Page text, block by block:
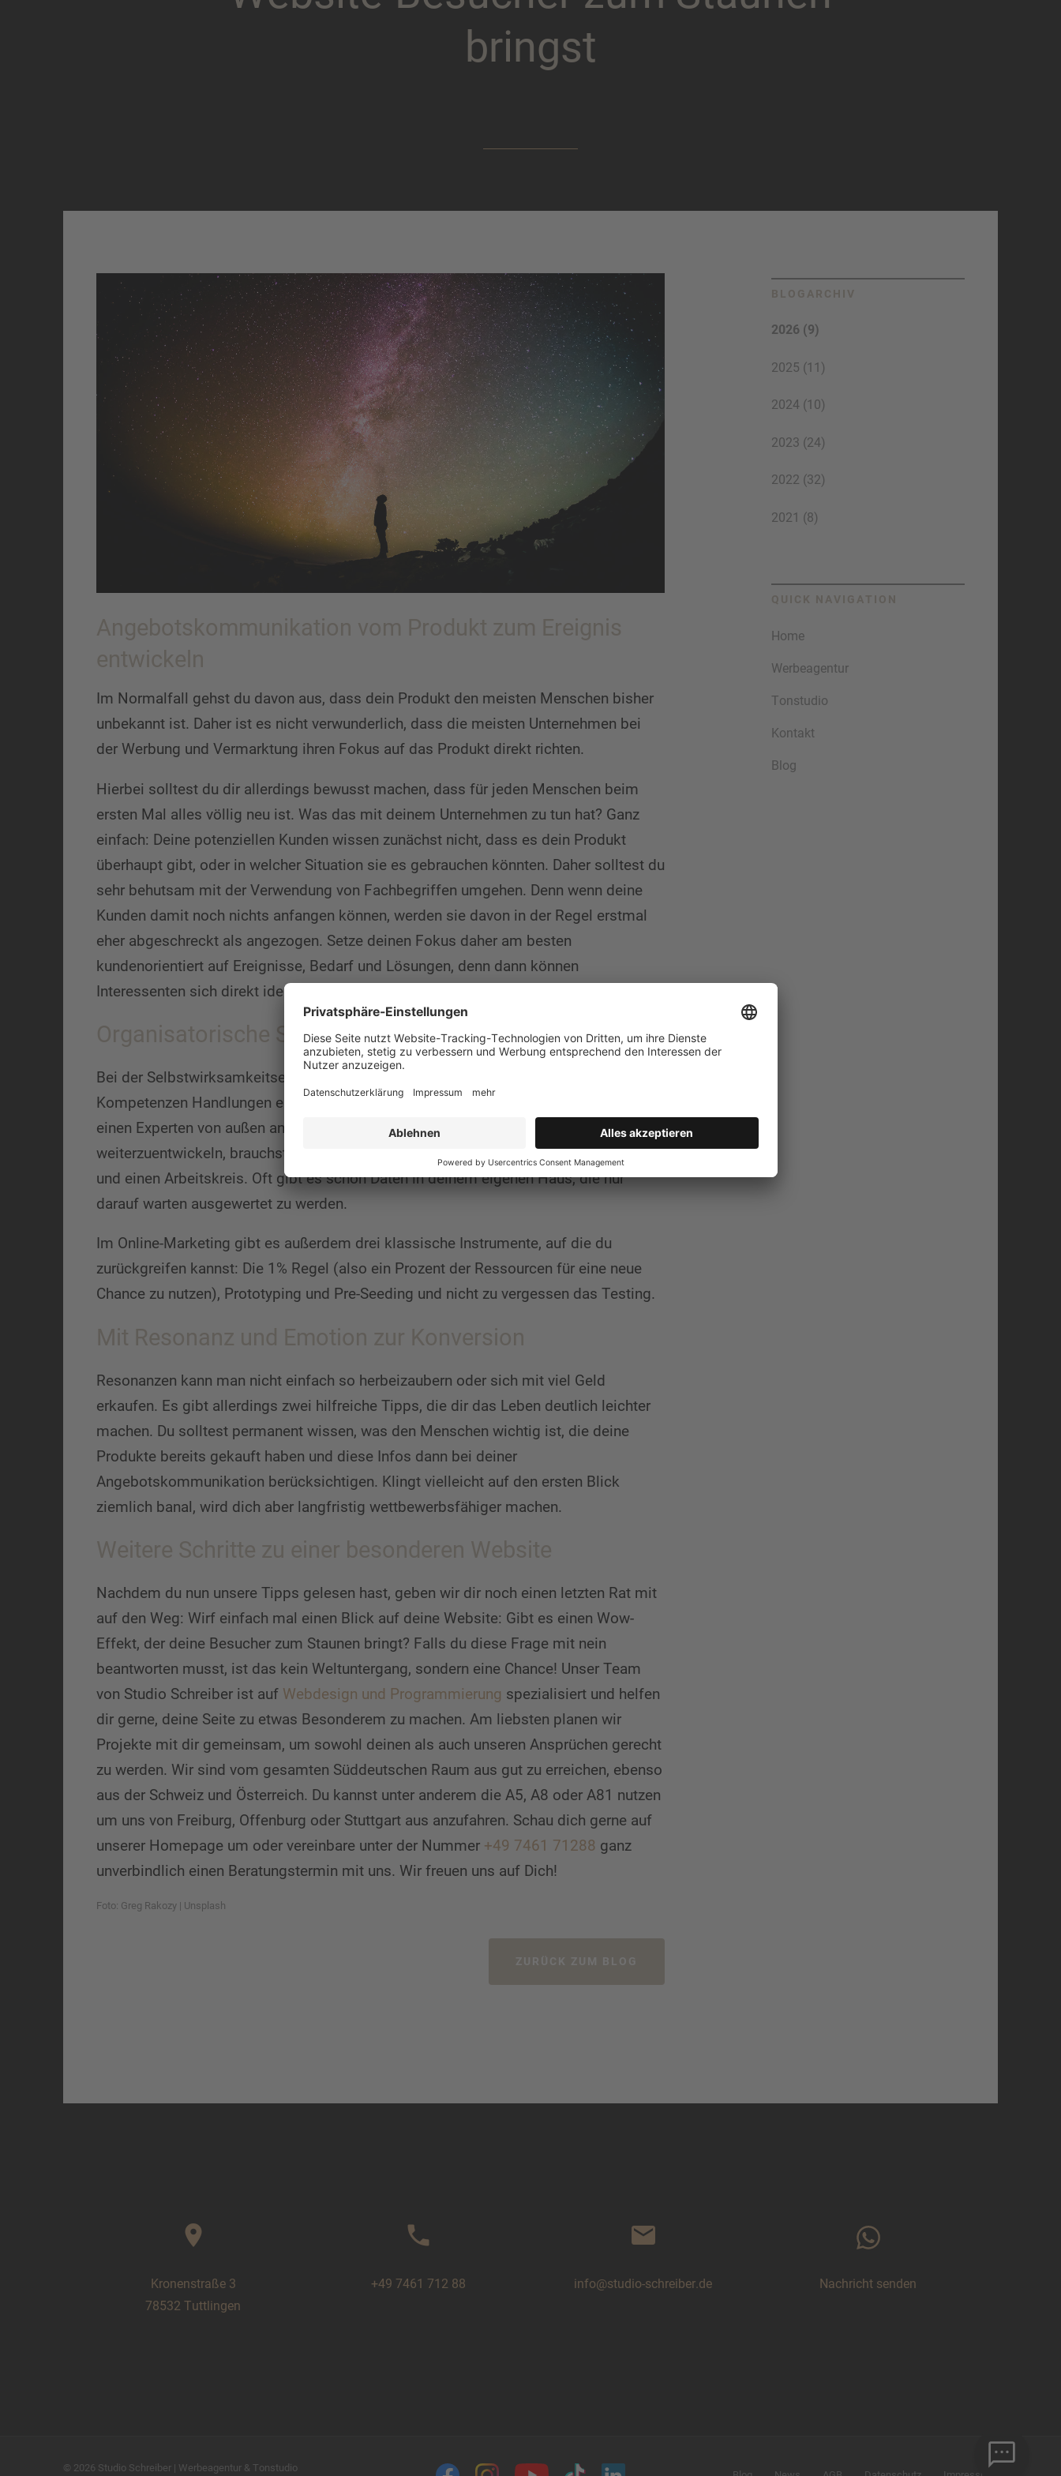
bringst
Angebotskommunikation vom Produkt zum Ereignis
entwickeln
Im Normalfall gehst du davon aus, dass dein Produkt den meisten Menschen bisher
unbekannt ist. Daher ist es nicht verwunderlich, dass die meisten Unternehmen bei
der Werbung und Vermarktung ihren Fokus auf das Produkt direkt richten.
Hierbei solltest du dir allerdings bewusst machen, dass für jeden Menschen beim
ersten Mal alles völlig neu ist. Was das mit deinem Unternehmen zu tun hat? Ganz
einfach: Deine potenziellen Kunden wissen zunächst nicht, dass es dein Produkt
überhaupt gibt, oder in welcher Situation sie es gebrauchen könnten. Daher solltest du
sehr behutsam mit der Verwendung von Fachbegriffen umgehen. Denn wenn deine
Kunden damit noch nichts anfangen können, werden sie davon in der Regel erstmal
eher abgeschreckt als angezogen. Setze deinen Fokus daher am besten
kundenorientiert auf Ereignisse, Bedarf und Lösungen, denn dann können
Interessenten sich direkt identifizieren und fühlen sich im besten Fall angesprochen.
Organisatorische Selbstwirksamkeitserwartung steigern
Bei der Selbstwirksamkeitserwartung geht es darum, aufgrund gewisser
Kompetenzen Handlungen eigenständig durchführen zu können und nicht immer auf
einen Experten von außen angewiesen zu sein. Soll heißen: Um dein Unternehmen
weiterzuentwickeln, brauchst du definitiv nicht immer ein Testing-Tool, eine Agentur
und einen Arbeitskreis. Oft gibt es schon Daten in deinem eigenen Haus, die nur
darauf warten ausgewertet zu werden.
Im Online-Marketing gibt es außerdem drei klassische Instrumente, auf die du
zurückgreifen kannst: Die 1% Regel (also ein Prozent der Ressourcen für eine neue
Chance zu nutzen), Prototyping und Pre-Seeding und nicht zu vergessen das Testing.
Mit Resonanz und Emotion zur Konversion
Resonanzen kann man nicht einfach so herbeizaubern oder sich mit viel Geld
erkaufen. Es gibt allerdings zwei hilfreiche Tipps, die dir das Leben deutlich leichter
machen. Du solltest permanent wissen, was den Menschen wichtig ist, die deine
Produkte bereits gekauft haben und diese Infos dann bei deiner
Angebotskommunikation berücksichtigen. Klingt vielleicht auf den ersten Blick
ziemlich banal, wird dich aber langfristig wettbewerbsfähiger machen.
Weitere Schritte zu einer besonderen Website
Nachdem du nun unsere Tipps gelesen hast, geben wir dir noch einen letzten Rat mit
auf den Weg: Wirf einfach mal einen Blick auf deine Website: Gibt es einen Wow-
Effekt, der deine Besucher zum Staunen bringt? Falls du diese Frage mit nein
beantworten musst, ist das kein Weltuntergang, sondern eine Chance! Unser Team
von Studio Schreiber ist auf Webdesign und Programmierung spezialisiert und helfen
dir gerne, deine Seite zu etwas Besonderem zu machen. Am liebsten planen wir
Projekte mit dir gemeinsam, um sowohl deinen als auch unseren Ansprüchen gerecht
zu werden. Wir sind vom gesamten Süddeutschen Raum aus gut zu erreichen, ebenso
aus der Schweiz und Österreich. Du kannst unter anderem die A5, A8 oder A81 nutzen
um uns von Freiburg, Offenburg oder Stuttgart aus anzufahren. Schau dich gerne auf
unserer Homepage um oder vereinbare unter der Nummer +49 7461 71288 ganz
unverbindlich einen Beratungstermin mit uns. Wir freuen uns auf Dich!
Foto: Greg Rakozy | Unsplash
ZURÜCK ZUM BLOG
BLOGARCHIV
2026 (9)
2025 (11)
2024 (10)
2023 (24)
2022 (32)
2021 (8)
QUICK NAVIGATION
Home
Werbeagentur
Tonstudio
Kontakt
Blog
location_on
Kronenstraße 3
78532 Tuttlingen
phone
+49 7461 712 88
mail
info@studio-schreiber.de Nachricht senden
© 2026 Studio Schreiber | Werbeagentur & Tonstudio